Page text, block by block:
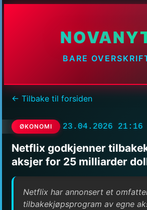
BARE
← Tilbake til forsiden
ØKONOMI 23.04.2026 21:16
Netflix godkjenner
aksjer for 25 milliarder
Netflix har annonsert et
tilbakekjøpsprogram av egne